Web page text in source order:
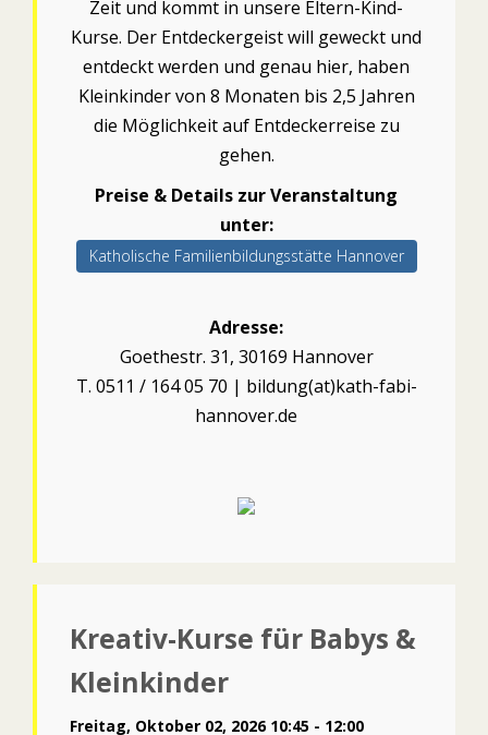
Zeit und kommt in unsere Eltern-Kind-
Kurse. Der Entdeckergeist will geweckt und
entdeckt werden und genau hier, haben
Kleinkinder von 8 Monaten bis 2,5 Jahren
die Möglichkeit auf Entdeckerreise zu
gehen.
Preise & Details zur Veranstaltung
unter:
Katholische Familienbildungsstätte Hannover
Adresse:
Goethestr. 31, 30169 Hannover
T. 0511 / 164 05 70 | bildung(at)kath-fabi-
hannover.de
Kreativ-Kurse für Babys &
Kleinkinder
Freitag, Oktober 02, 2026 10:45 - 12:00